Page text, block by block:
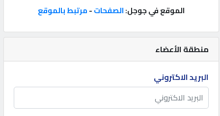
إعلانات
المنتدى
كيو
مزاد
منطقة الأعضاء
البريد الاكتروني
الموقع في جوجل:الصفحات-مرتبط بالموقع